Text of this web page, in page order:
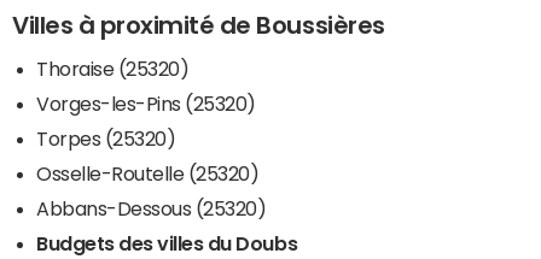
Villes à proximité de Boussières
Thoraise (25320)
Vorges-les-Pins (25320)
Torpes (25320)
Osselle-Routelle (25320)
Abbans-Dessous (25320)
Budgets des villes du Doubs